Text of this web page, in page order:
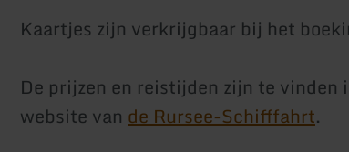
Kaartjes zijn verkrijgbaar bij het
De prijzen en reistijden zijn te
website van de Rursee-Schifffahrt.